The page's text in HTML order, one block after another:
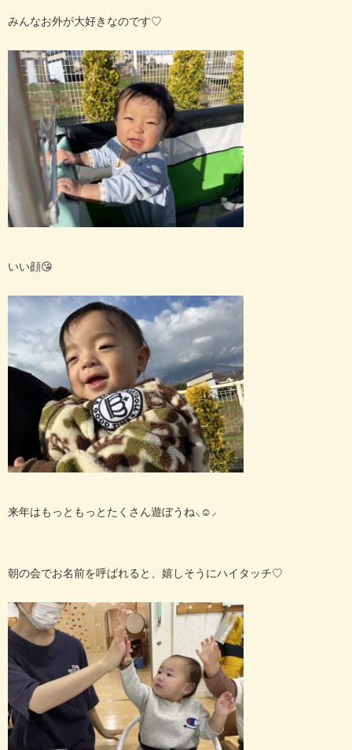
みんなお外が大好きなのです♡
いい顔😘
来年はもっともっとたくさん遊ぼうね‪⸜‪‪☺︎‬⸝‬‪‪
朝の会でお名前を呼ばれると、嬉しそうにハイタッチ♡